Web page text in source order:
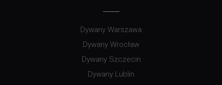
Dywany Warszawa
Dywany Wrocław
Dywany Szczecin
Dywany Lublin